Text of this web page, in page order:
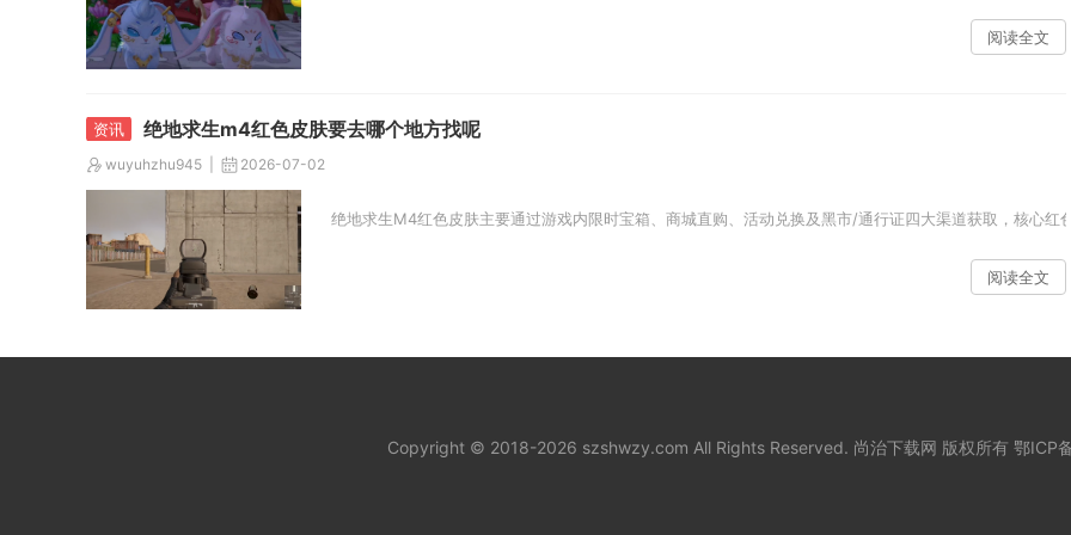
阅读全文
绝地求生m4红色皮肤要去哪个地方找呢
wuyuhzhu945 2026-07-02
绝地求生M4红色皮肤主要通过游戏内限时宝箱、商城直购、活动兑换及黑市/通行证四大渠道获取，核心
阅读全文
Copyright © 2018-2026 szshwzy.com All Rights Reserved. 尚治下载网 版权所有 鄂ICP